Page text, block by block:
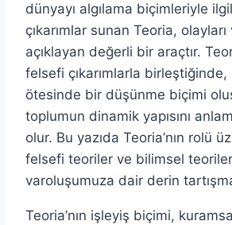
dünyayı algılama biçimleriyle
çıkarımlar sunan Teoria,
açıklayan değerli bir araçtır.
felsefi çıkarımlarla birleştiğinde,
ötesinde bir düşünme biçimi
toplumun dinamik yapısını
olur. Bu yazıda Teoria’nın rolü
felsefi teoriler ve bilimsel
varoluşumuza dair derin
Teoria’nın işleyiş biçimi,